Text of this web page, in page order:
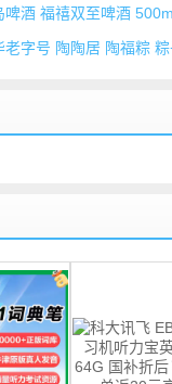
啤酒 福禧双至啤酒
老字号 陶陶居 陶福粽